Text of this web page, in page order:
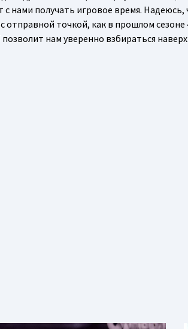
нами получать игровое время. Надеюсь,
отправной точкой, как в прошлом сезоне
нам уверенно взбираться наверх.